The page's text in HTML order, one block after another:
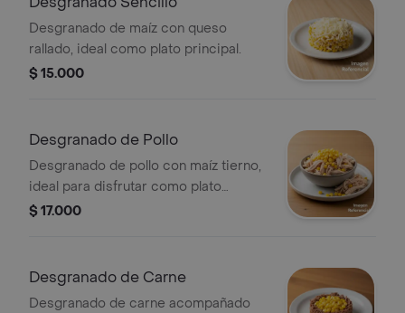
Desgranado de maíz con queso
rallado, ideal como plato principal.
$ 15.000
Desgranado de Pollo
Desgranado de pollo con maíz tierno,
ideal para disfrutar como plato
principal.
$ 17.000
Desgranado de Carne
Desgranado de carne acompañado